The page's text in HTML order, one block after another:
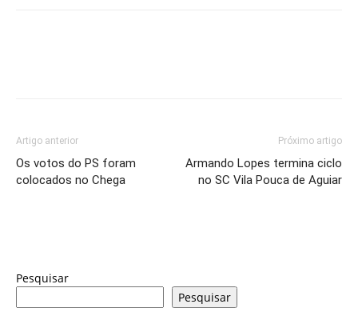
Artigo anterior
Os votos do PS foram
colocados no Chega
Próximo artigo
Armando Lopes termina ciclo
no SC Vila Pouca de Aguiar
Pesquisar
Pesquisar